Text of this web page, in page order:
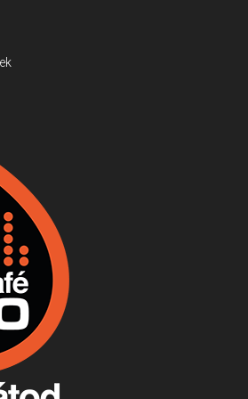
Jackfall
bab és homár
meghálálja!